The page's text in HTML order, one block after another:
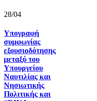
28/04
Υπογραφή
συμφωνίας
εξουσιοδότησης
μεταξύ του
Υπουργείου
Ναυτιλίας και
Νησιωτικής
Πολιτικής και